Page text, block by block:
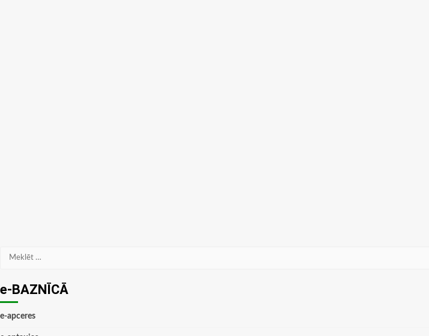
Meklēt:
e-BAZNĪCĀ
e-apceres